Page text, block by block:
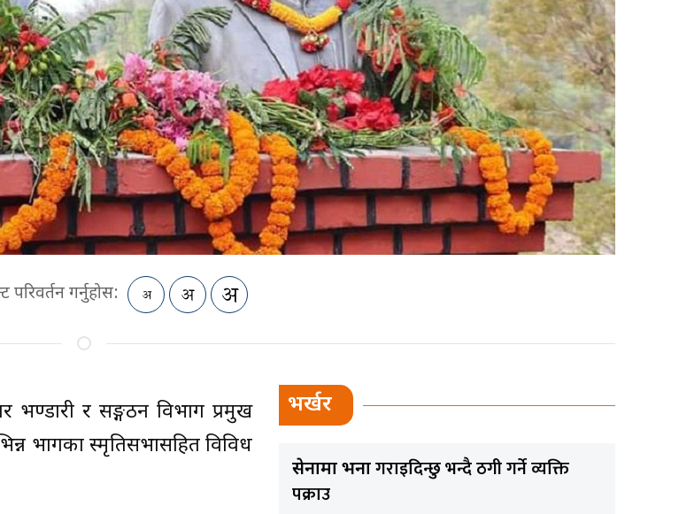
परिवर्तन गर्नुहोस:
भण्डारी र सङ्गठन विभाग प्रमुख
भागका स्मृतिसभासहित विविध
भर्खर
सेनामा भर्नागराइदिन्छु भन्दै ठगी गर्ने व्यक्ति
पक्राउ